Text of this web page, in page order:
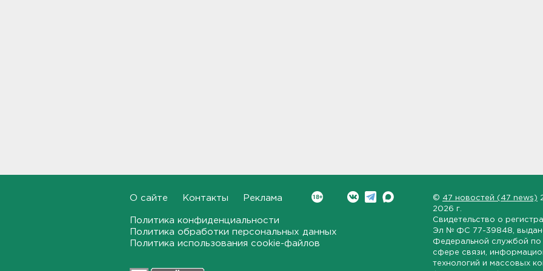
"Духота, комары, слепни". В
Ленобласти с трудом, но
О сайте Контакты Реклама
Политика конфиденциальности
Политика обработки персональных данных
Политика использования cookie-файлов
© 47 новостей (47 news)
2026 г.
Свидетельство о
Эл № ФС 77-39848 ,
Федеральной службой по
сфере связи,
технологий и массовых